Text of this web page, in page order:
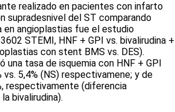
realizado en pacientes con infarto
supradesnivel del ST comparando
en angioplastias fue el estudio
STEMI, HNF + GPI vs. bivalirudina +
con stent BMS vs. DES).
una tasa de isquemia con HNF + GPI
vs. 5,4% (NS) respectivamene; y de
respectivamente (diferencia
bivalirudina).